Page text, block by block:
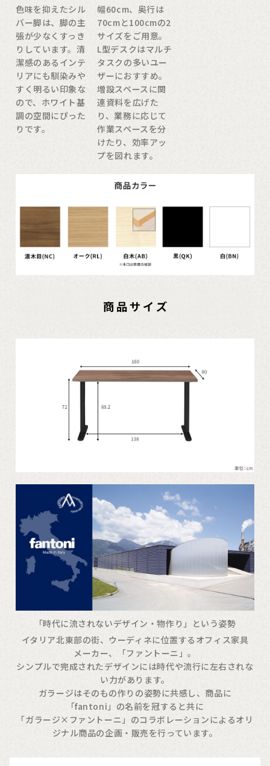
色味を抑えたシル
バー脚は、脚の主
張が少なくすっき
りしています。清
潔感のあるインテ
リアにも馴染みや
すく明るい印象な
ので、ホワイト基
調の空間にぴった
りです。
幅60cm、奥行は
70cmと100cmの2
サイズをご用意。
L型デスクはマルチ
タスクの多いユー
ザーにおすすめ。
増設スペースに関
連資料を広げた
り、業務に応じて
作業スペースを分
けたり、効率アッ
プを図れます。
「時代に流されないデザイン・物作り」という姿勢
イタリア北東部の街、ウーディネに位置するオフィス家具
メーカー、「ファントーニ」。
シンプルで完成されたデザインには時代や流行に左右されな
い力があります。
ガラージはそのもの作りの姿勢に共感し、商品に
「fantoni」の名前を冠すると共に
「ガラージ×ファントーニ」のコラボレーションによるオリ
ジナル商品の企画・販売を行っています。